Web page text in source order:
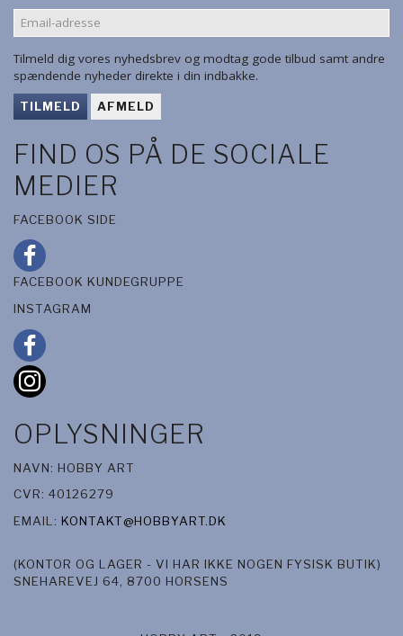
EMAIL-
ADRESSE
Tilmeld dig vores nyhedsbrev og modtag gode tilbud samt andre
spændende nyheder direkte i din indbakke.
TILMELD AFMELD
FIND OS PÅ DE SOCIALE
MEDIER
FACEBOOK SIDE
FACEBOOK KUNDEGRUPPE
INSTAGRAM
OPLYSNINGER
NAVN: HOBBY ART
CVR: 40126279
EMAIL: KONTAKT@HOBBYART.DK
(KONTOR OG LAGER - VI HAR IKKE NOGEN FYSISK BUTIK)
SNEHAREVEJ 64, 8700 HORSENS